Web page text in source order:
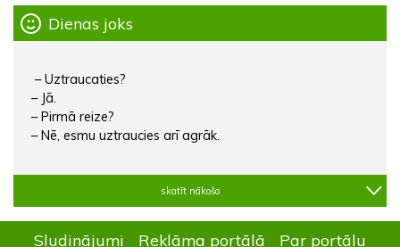
Dienas joks
– Uztraucaties?
– Jā.
– Pirmā reize?
– Nē, esmu uztraucies arī agrāk.
skatīt nākošo
Sludinājumi Reklāma portālā Par portālu